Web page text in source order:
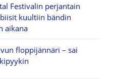
Festivalin perjantain
kuultiin bändin
aikana
floppijännäri – sai